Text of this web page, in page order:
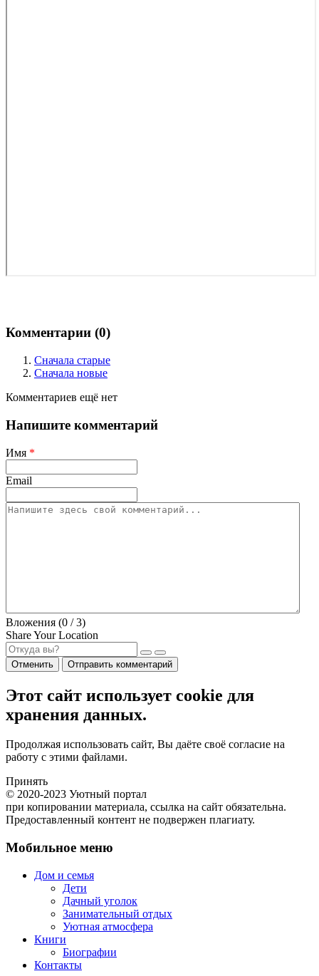
Комментарии (0)
Сначала старые
Сначала новые
Комментариев ещё нет
Напишите комментарий
Имя *
Email
Вложения (0 / 3)
Share Your Location
Отменить Отправить комментарий
Этот сайт использует cookie для
хранения данных.
Продолжая использовать сайт, Вы даёте своё согласие на
работу с этими файлами.
Принять
© 2020-2023 Уютный портал
при копировании материала, ссылка на сайт обязательна.
Предоставленный контент не подвержен плагиату.
Мобильное меню
Дом и семья
Дети
Дачный уголок
Занимательный отдых
Уютная атмосфера
Книги
Биографии
Контакты